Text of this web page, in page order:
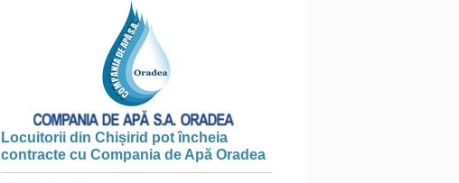
Locuitorii din Chișirid pot încheia
contracte cu Compania de Apă Oradea